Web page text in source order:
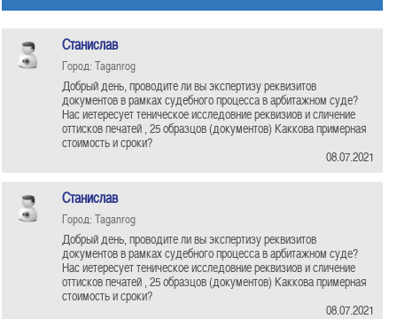
Станислав
Город: Taganrog
Добрый день, проводите ли вы экспертизу реквизитов
документов в рамках судебного процесса в арбитажном суде?
Нас иетересует теническое исследовние реквизиов и сличение
оттисков печатей , 25 образцов (документов) Каккова примерная
стоимость и сроки?
08.07.2021
Станислав
Город: Taganrog
Добрый день, проводите ли вы экспертизу реквизитов
документов в рамках судебного процесса в арбитажном суде?
Нас иетересует теническое исследовние реквизиов и сличение
оттисков печатей , 25 образцов (документов) Каккова примерная
стоимость и сроки?
08.07.2021